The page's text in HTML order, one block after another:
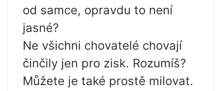
od samce, opravdu to není
jasné?
Ne všichni chovatelé chovají
činčily jen pro zisk. Rozumíš?
Můžete je také prostě milovat.